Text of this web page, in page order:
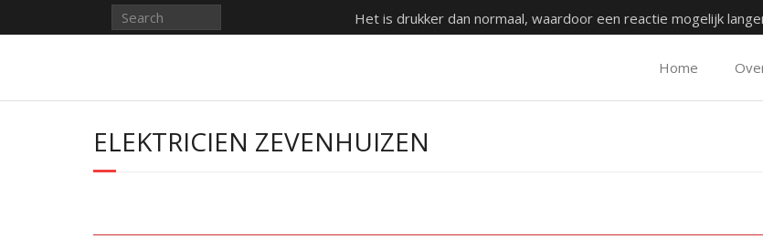
Het is drukker dan normaal, waardoor een reactie mogelijk
Home
ELEKTRICIEN ZEVENHUIZEN